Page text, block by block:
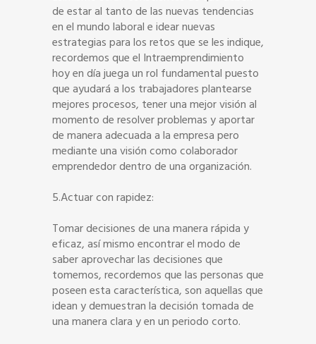
de estar al tanto de las nuevas tendencias
en el mundo laboral e idear nuevas
estrategias para los retos que se les indique,
recordemos que el Intraemprendimiento
hoy en día juega un rol fundamental puesto
que ayudará a los trabajadores plantearse
mejores procesos, tener una mejor visión al
momento de resolver problemas y aportar
de manera adecuada a la empresa pero
mediante una visión como colaborador
emprendedor dentro de una organización.
5.Actuar con rapidez:
Tomar decisiones de una manera rápida y
eficaz, así mismo encontrar el modo de
saber aprovechar las decisiones que
tomemos, recordemos que las personas que
poseen esta característica, son aquellas que
idean y demuestran la decisión tomada de
una manera clara y en un periodo corto.